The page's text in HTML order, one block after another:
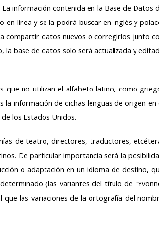
información contenida en la Base de Datos
línea y se la podrá buscar en inglés y
compartir datos nuevos o corregirlos junto
base de datos solo será actualizada y
que no utilizan el alfabeto latino, como
información de dichas lenguas de origen en
los Estados Unidos.
de teatro, directores, traductores,
De particular importancia será la
o adaptación en un idioma de destino,
(las variantes del título de
que las variaciones de la ortografía del